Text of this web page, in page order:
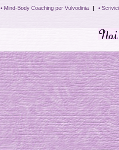
• Mind-Body Coaching per Vulvodinia |
• Scrivici